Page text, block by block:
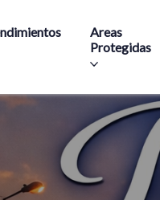
Areas
Protegidas